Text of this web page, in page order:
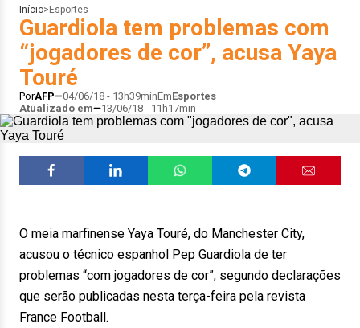
Início> Esportes
Guardiola tem problemas com
“jogadores de cor”, acusa Yaya
Touré
PorAFP 04/06/18 - 13h39minEmEsportes
Atualizado em
13/06/18 - 11h17min
O meia marfinense Yaya Touré, do Manchester City,
acusou o técnico espanhol Pep Guardiola de ter
problemas “com jogadores de cor”, segundo declarações
que serão publicadas nesta terça-feira pela revista
France Football.